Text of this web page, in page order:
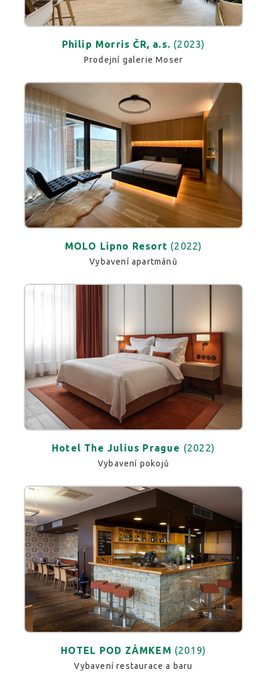
Philip Morris ČR, a.s. (2023)
Prodejní galerie Moser
MOLO Lipno Resort (2022)
Vybavení apartmánů
Hotel The Julius Prague (2022)
Vybavení pokojů
HOTEL POD ZÁMKEM (2019)
Vybavení restaurace a baru